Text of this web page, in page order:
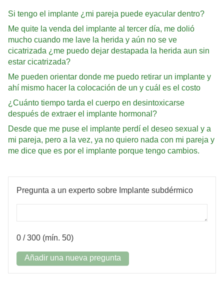
Si tengo el implante ¿mi pareja puede eyacular dentro?
Me quite la venda del implante al tercer día, me dolió
mucho cuando me lave la herida y aún no se ve
cicatrizada ¿me puedo dejar destapada la herida aun sin
estar cicatrizada?
Me pueden orientar donde me puedo retirar un implante y
ahí mismo hacer la colocación de un y cuál es el costo
¿Cuánto tiempo tarda el cuerpo en desintoxicarse
después de extraer el implante hormonal?
Desde que me puse el implante perdí el deseo sexual y a
mi pareja, pero a la vez, ya no quiero nada con mi pareja y
me dice que es por el implante porque tengo cambios.
Pregunta a un experto sobre Implante subdérmico
0 / 300 (mín. 50)
Añadir una nueva pregunta